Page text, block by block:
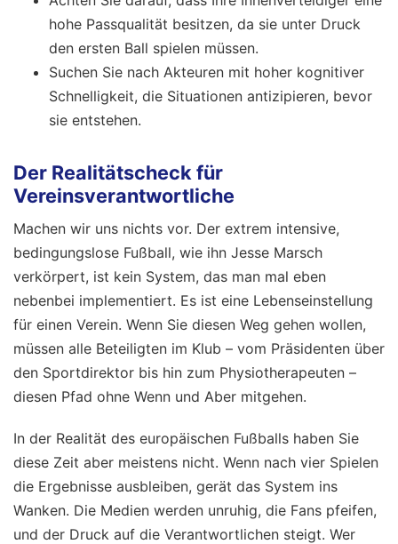
hohe Passqualität besitzen, da sie unter Druck
den ersten Ball spielen müssen.
Suchen Sie nach Akteuren mit hoher kognitiver
Schnelligkeit, die Situationen antizipieren, bevor
sie entstehen.
Der Realitätscheck für
Vereinsverantwortliche
Machen wir uns nichts vor. Der extrem intensive,
bedingungslose Fußball, wie ihn Jesse Marsch
verkörpert, ist kein System, das man mal eben
nebenbei implementiert. Es ist eine Lebenseinstellung
für einen Verein. Wenn Sie diesen Weg gehen wollen,
müssen alle Beteiligten im Klub – vom Präsidenten über
den Sportdirektor bis hin zum Physiotherapeuten –
diesen Pfad ohne Wenn und Aber mitgehen.
In der Realität des europäischen Fußballs haben Sie
diese Zeit aber meistens nicht. Wenn nach vier Spielen
die Ergebnisse ausbleiben, gerät das System ins
Wanken. Die Medien werden unruhig, die Fans pfeifen,
und der Druck auf die Verantwortlichen steigt. Wer